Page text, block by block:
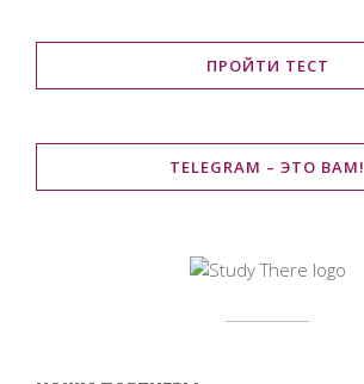
ПРОЙТИ ТЕСТ
TELEGRAM – ЭТО ВАМ!